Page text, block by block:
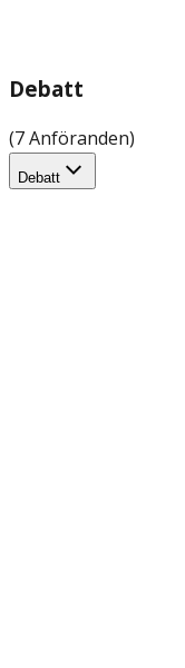
Debatt
(7 Anföranden)
Debatt